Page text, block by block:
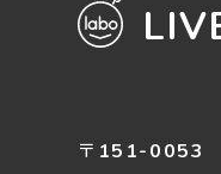
〒151-0053